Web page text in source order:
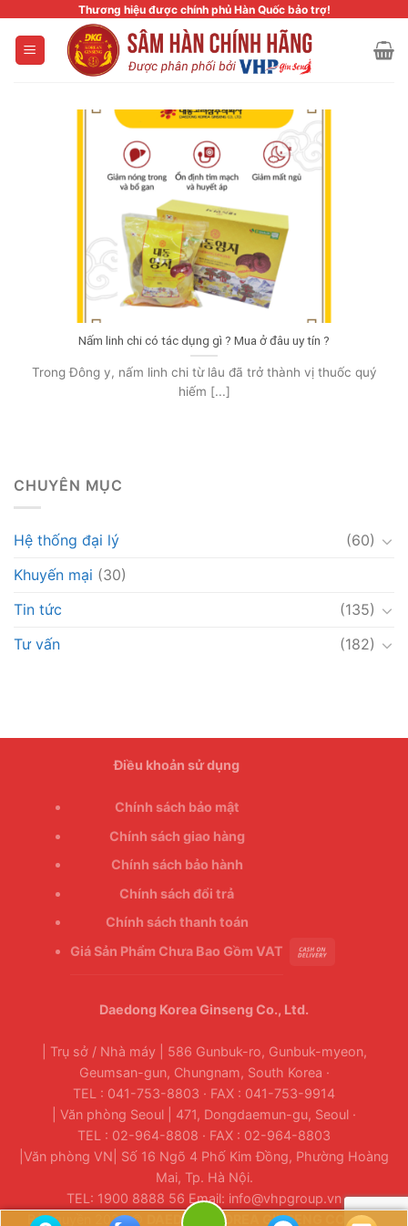
content
Thương hiệu được chính phủ Hàn Quốc bảo trợ!
Nấm linh chi có tác dụng gì ? Mua ở đâu uy tín ?
Trong Đông y, nấm linh chi từ lâu đã trở thành vị thuốc quý
hiếm [...]
CHUYÊN MỤC
Hệ thống đại lý
(60)
Khuyến mại (30)
Tin tức
(135)
Tư vấn
(182)
Điều khoản sử dụng
Chính sách bảo mật
Chính sách giao hàng
Chính sách bảo hành
Chính sách đổi trả
Chính sách thanh toán
Giá Sản Phẩm Chưa Bao Gồm VAT
Daedong Korea Ginseng Co., Ltd.
| Trụ sở / Nhà máy | 586 Gunbuk-ro, Gunbuk-myeon,
Geumsan-gun, Chungnam, South Korea ·
TEL : 041-753-8803 · FAX : 041-753-9914
| Văn phòng Seoul | 471, Dongdaemun-gu, Seoul ·
TEL : 02-964-8808 · FAX : 02-964-8803
|Văn phòng VN| Số 16 Ngõ 4 Phố Kim Đồng, Phường Hoàng
Mai, Tp. Hà Nội.
TEL: 1900 8888 56 Email: info@vhpgroup.vn
Bản quyền 2026 ©
DAEDONG KOREA GINSENG CO., LTD.